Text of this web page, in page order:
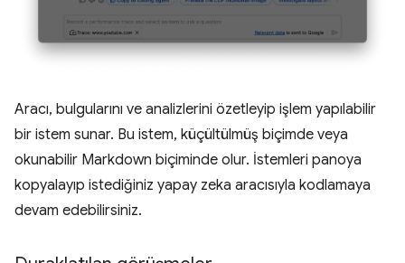
Aracı, bulgularını ve analizlerini özetleyip işlem yapılabilir
bir istem sunar. Bu istem, küçültülmüş biçimde veya
okunabilir Markdown biçiminde olur. İstemleri panoya
kopyalayıp istediğiniz yapay zeka aracısıyla kodlamaya
devam edebilirsiniz.